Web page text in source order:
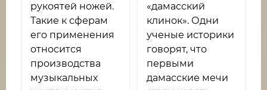
рукоятей ножей.
Такие к сферам
его применения
относится
производства
музыкальных
«дамасский
клинок». Одни
ученые историки
говорят, что
первыми
дамасские мечи